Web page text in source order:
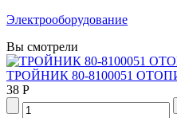
Электрооборудование
Вы смотрели
ТРОЙНИК 80-8100051
38 Р